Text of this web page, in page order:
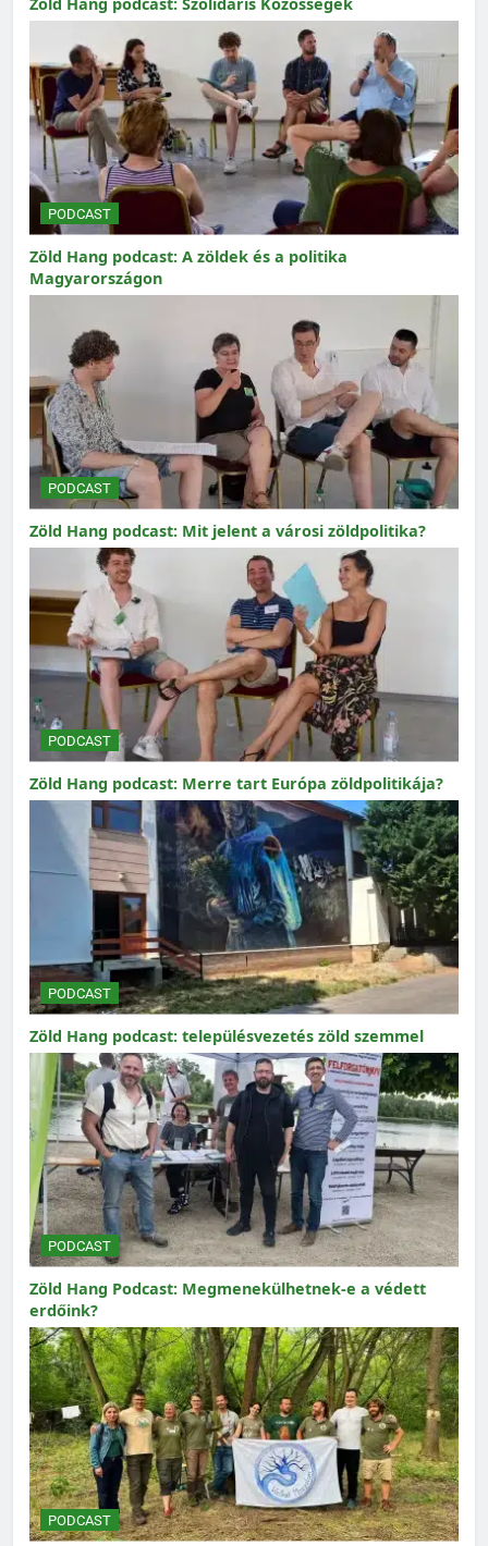
PODCAST
Zöld Hang podcast: A zöldek és a politika
Magyarországon
PODCAST
Zöld Hang podcast: Mit jelent a városi zöldpolitika?
PODCAST
Zöld Hang podcast: Merre tart Európa zöldpolitikája?
PODCAST
Zöld Hang podcast: településvezetés zöld szemmel
PODCAST
Zöld Hang Podcast: Megmenekülhetnek-e a védett
erdőink?
PODCAST